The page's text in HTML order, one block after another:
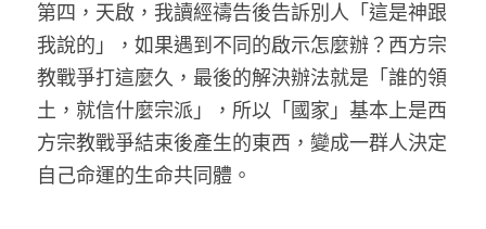
第四，天啟，我讀經禱告後告訴別人「這是神跟
我說的」，如果遇到不同的啟示怎麼辦？西方宗
教戰爭打這麼久，最後的解決辦法就是「誰的領
土，就信什麼宗派」，所以「國家」基本上是西
方宗教戰爭結束後產生的東西，變成一群人決定
自己命運的生命共同體。